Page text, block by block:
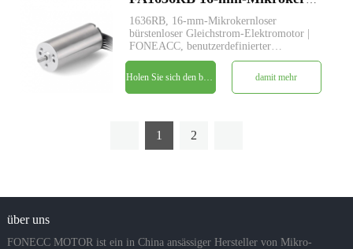
1636RB, 16-mm-Mikrokernloser
bürstenloser Gleichstrom-Elektromotor |
FONEACC, benutzerdefinierter
Parameterdienst verfügbar.
damit mehr
1 2
über uns
FONECC MOTOR ist ein in China ansässiger Hersteller von Mikro-